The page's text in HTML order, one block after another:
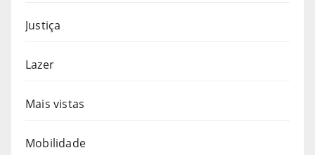
Justiça
Lazer
Mais vistas
Mobilidade